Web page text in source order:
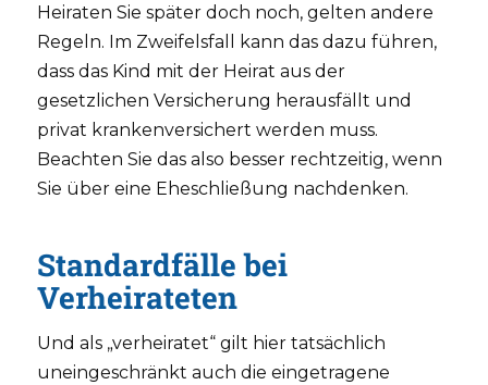
Heiraten Sie später doch noch, gelten andere
Regeln. Im Zweifelsfall kann das dazu führen,
dass das Kind mit der Heirat aus der
gesetzlichen Versicherung herausfällt und
privat krankenversichert werden muss.
Beachten Sie das also besser rechtzeitig, wenn
Sie über eine Eheschließung nachdenken.
Standardfälle bei
Verheirateten
Und als „verheiratet“ gilt hier tatsächlich
uneingeschränkt auch die eingetragene